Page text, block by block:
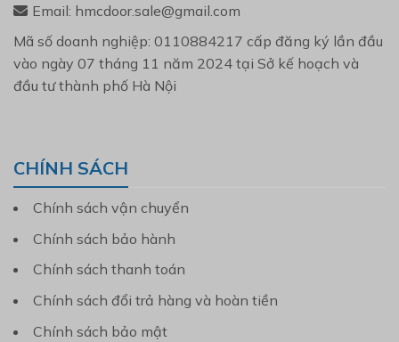
Email: hmcdoor.sale@gmail.com
Mã số doanh nghiệp: 0110884217 cấp đăng ký lần đầu
vào ngày 07 tháng 11 năm 2024 tại Sở kế hoạch và
đầu tư thành phố Hà Nội
CHÍNH SÁCH
Chính sách vận chuyển
Chính sách bảo hành
Chính sách thanh toán
Chính sách đổi trả hàng và hoàn tiền
Chính sách bảo mật